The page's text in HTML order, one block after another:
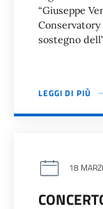
“Giuseppe
sostegno
LEGGI DI PIÙ
18